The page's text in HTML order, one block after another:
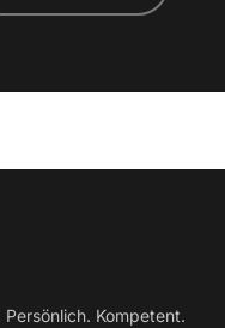
Kompetent.